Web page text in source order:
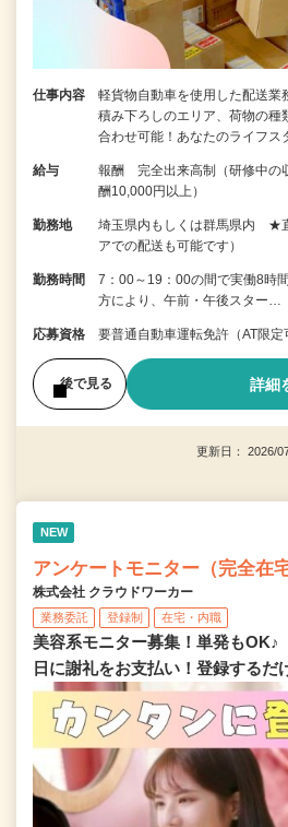
仕事内容
軽貨物自動車を使用した配送業
積み下ろしのエリア、荷物の種
合わせ可能！あなたのライフ
給与
報酬 完全出来高制（研修中の
酬10,000円以上）
勤務地
埼玉県内もしくは群馬県内 ★
アでの配送も可能です）
勤務時間
7：00～19：00の間で実働8時
方により、午前・午後スター…
応募資格 要普通自動車運転免許（AT限
後で見る 詳細
更新日： 2026/
NEW
アンケートモニター（完全在宅
株式会社 クラウドワーカー
業務委託 登録制 在宅・内職
美容系モニター募集！単発もOK♪
日に謝礼をお支払い！登録するだ